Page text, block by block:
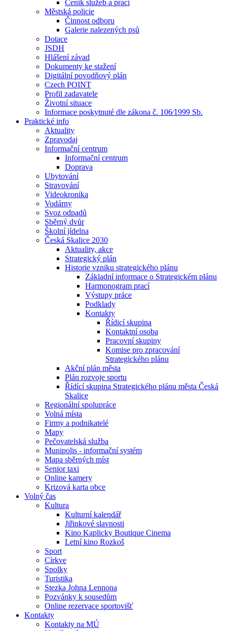
Ceník služeb a prací
Městská policie
Činnost odboru
Galerie nalezených psů
Dotace
JSDH
Hlášení závad
Dokumenty ke stažení
Digitální povodňový plán
Czech POINT
Profil zadavatele
Životní situace
Informace poskytnuté dle zákona č. 106⁄1999 Sb.
Praktické info
Aktuality
Zpravodaj
Informační centrum
Informační centrum
Doprava
Ubytování
Stravování
Videokronika
Vodárny
Svoz odpadů
Sběrný dvůr
Školní jídelna
Česká Skalice 2030
Aktuality, akce
Strategický plán
Historie vzniku strategického plánu
Základní informace o Strategickém plánu
Harmonogram prací
Výstupy práce
Podklady
Kontakty
Řídicí skupina
Kontaktní osoba
Pracovní skupiny
Komise pro zpracování
Strategického plánu
Akční plán města
Plán rozvoje sportu
Řídící skupina Strategického plánu města Česká
Skalice
Regionální spolupráce
Volná místa
Firmy a podnikatelé
Mapy
Pečovatelská služba
Munipolis - informační systém
Mapa sběrných míst
Senior taxi
Online kamery
Krizová karta obce
Volný čas
Kultura
Kulturní kalendář
Jiřinkové slavnosti
Kino Kaplicky Boutique Cinema
Letní kino Rozkoš
Sport
Církve
Spolky
Turistika
Stezka Johna Lennona
Pozvánky k sousedům
Online rezervace sportovišť
Kontakty
Kontakty na MÚ